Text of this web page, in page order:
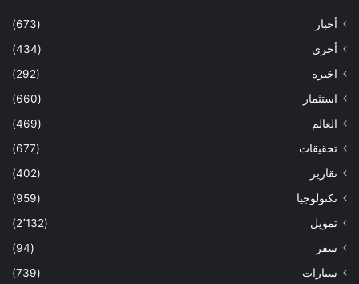
أخبار
(673)
أخري
(434)
اخيره
(292)
استثمار
(660)
العالم
(469)
تحقيقات
(677)
تقارير
(402)
تكنولوجيا
(959)
تمويل
(2٬132)
سفر
(94)
سيارات
(739)